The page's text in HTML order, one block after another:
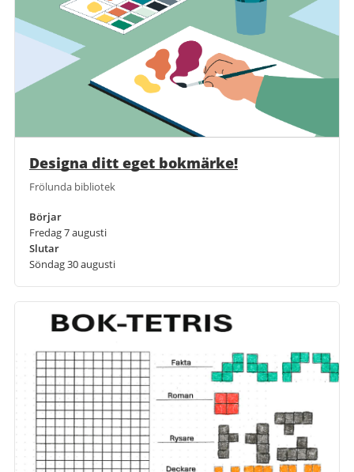
Designa ditt eget bokmärke!
Frölunda bibliotek
Börjar
Fredag 7 augusti
Slutar
Söndag 30 augusti